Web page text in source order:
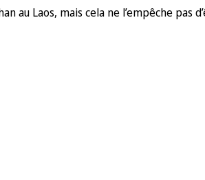
au Laos, mais cela ne l’empêche